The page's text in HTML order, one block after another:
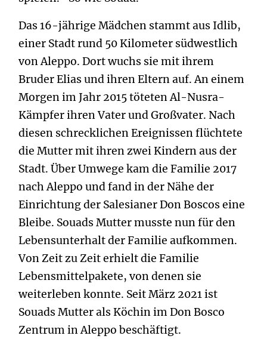
Das 16-jährige Mädchen stammt aus Idlib,
einer Stadt rund 50 Kilometer südwestlich
von Aleppo. Dort wuchs sie mit ihrem
Bruder Elias und ihren Eltern auf. An einem
Morgen im Jahr 2015 töteten Al-Nusra-
Kämpfer ihren Vater und Großvater. Nach
diesen schrecklichen Ereignissen flüchtete
die Mutter mit ihren zwei Kindern aus der
Stadt. Über Umwege kam die Familie 2017
nach Aleppo und fand in der Nähe der
Einrichtung der Salesianer Don Boscos eine
Bleibe. Souads Mutter musste nun für den
Lebensunterhalt der Familie aufkommen.
Von Zeit zu Zeit erhielt die Familie
Lebensmittelpakete, von denen sie
weiterleben konnte. Seit März 2021 ist
Souads Mutter als Köchin im Don Bosco
Zentrum in Aleppo beschäftigt.